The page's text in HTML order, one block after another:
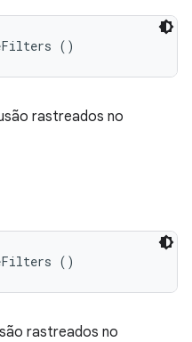
()
rastreados no
()
rastreados no